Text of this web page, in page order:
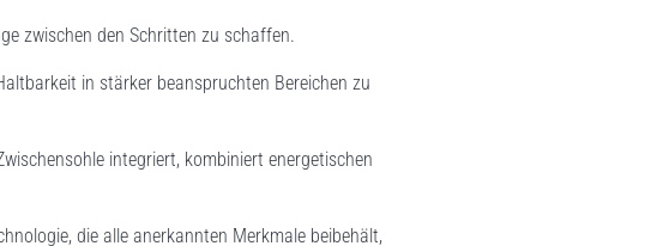
zwischen den Schritten zu schaffen.
in stärker beanspruchten Bereichen zu
integriert, kombiniert energetischen
die alle anerkannten Merkmale beibehält,